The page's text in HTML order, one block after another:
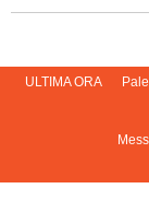
ULTIMA ORA